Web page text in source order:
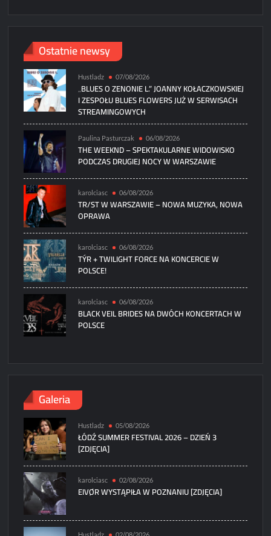
Ostatnie newsy
Hustladz 07/08/2026
„BLUES O ZENONIE L.” JOANNY KOŁACZKOWSKIEJ
I ZESPOŁU BLUES FLOWERS JUŻ W SERWISACH
STREAMINGOWYCH
Paulina Pasturczak 06/08/2026
THE WEEKND – SPEKTAKULARNE WIDOWISKO
PODCZAS DRUGIEJ NOCY W WARSZAWIE
karolciasc 06/08/2026
TR/ST W WARSZAWIE – NOWA MUZYKA, NOWA
OPRAWA
karolciasc 06/08/2026
TÝR + TWILIGHT FORCE NA KONCERCIE W
POLSCE!
karolciasc 06/08/2026
BLACK VEIL BRIDES NA DWÓCH KONCERTACH W
POLSCE
Galeria
Hustladz 05/08/2026
ŁÓDŹ SUMMER FESTIVAL 2026 – DZIEŃ 3
[ZDJĘCIA]
karolciasc 02/08/2026
EIVØR WYSTĄPIŁA W POZNANIU [ZDJĘCIA]